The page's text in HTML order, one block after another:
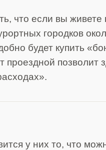
что если вы
городков
будет купить
проездной позволит
у них то, что